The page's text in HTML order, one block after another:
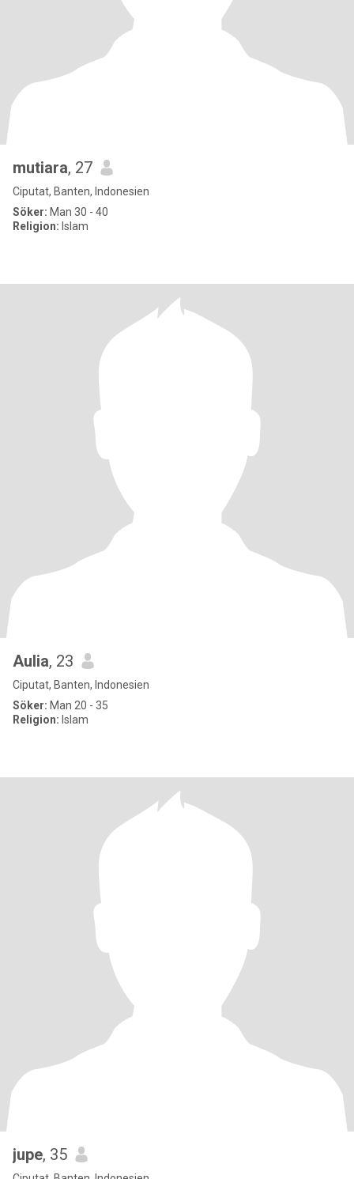
mutiara, 27
Ciputat, Banten, Indonesien
Söker: Man 30 - 40
Religion: Islam
Aulia, 23
Ciputat, Banten, Indonesien
Söker: Man 20 - 35
Religion: Islam
jupe, 35